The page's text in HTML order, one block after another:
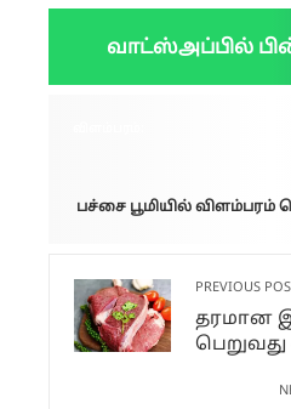
வாட்ஸ்அப்பில்
பச்சை பூமியில் விளம்பரம்
PREVIOUS
தரமான
பெறுவது